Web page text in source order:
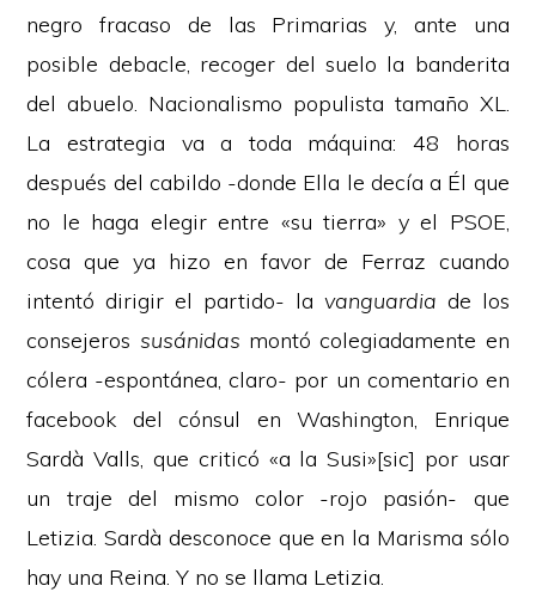
negro fracaso de las Primarias y, ante una
posible debacle, recoger del suelo la banderita
del abuelo. Nacionalismo populista tamaño XL.
La estrategia va a toda máquina: 48 horas
después del cabildo -donde Ella le decía a Él que
no le haga elegir entre «su tierra» y el PSOE,
cosa que ya hizo en favor de Ferraz cuando
intentó dirigir el partido- la vanguardia de los
consejeros susánidas montó colegiadamente en
cólera -espontánea, claro- por un comentario en
facebook del cónsul en Washington, Enrique
Sardà Valls, que criticó «a la Susi»[sic] por usar
un traje del mismo color -rojo pasión- que
Letizia. Sardà desconoce que en la Marisma sólo
hay una Reina. Y no se llama Letizia.